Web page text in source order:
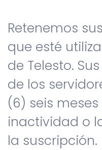
Retenemos
que esté
de Telesto.
de los
(6) seis
inactividad o
la suscripción.